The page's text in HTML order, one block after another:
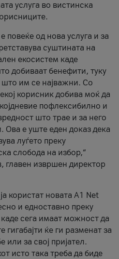
услуга во вистинска
повеќе од нова услуга и за
суштината на
екосистем каде
добиваат бенефити, туку
што им се најважни. Со
корисник добива моќ да
пофлексибилно и
што трае и за него
Ова е уште еден доказ дека
луѓето преку
слобода на избор,“
главен извршен директор
користат новата А1 Net
и едноставно преку
сега имаат можност да
гигабајти ќе ги разменат за
или за свој пријател.
исто така треба да биде